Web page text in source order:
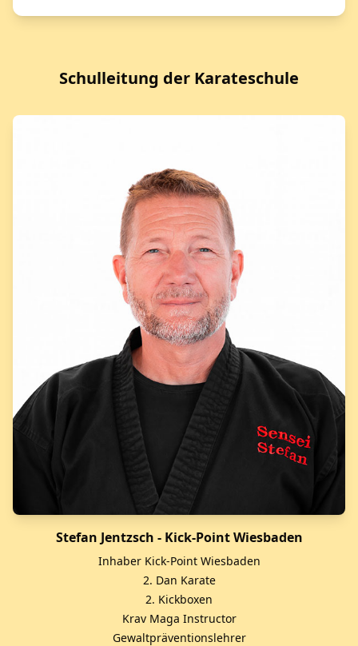
Schulleitung der Karateschule
Stefan Jentzsch - Kick-Point Wiesbaden
Inhaber Kick-Point Wiesbaden
2. Dan Karate
2. Kickboxen
Krav Maga Instructor
Gewaltpräventionslehrer